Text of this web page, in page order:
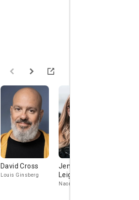
David Cross
Louis Ginsberg
Jennifer Jason
Leigh
Naomi Ginsberg